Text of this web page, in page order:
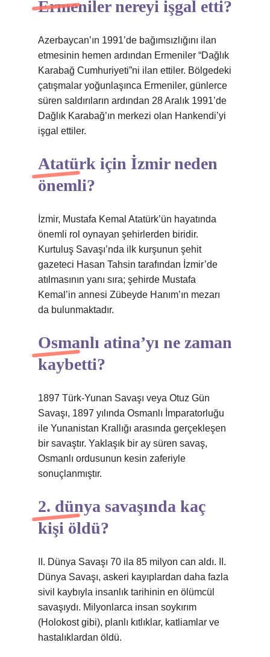
Ermeniler nereyi işgal etti?
Azerbaycan’ın 1991’de bağımsızlığını ilan
etmesinin hemen ardından Ermeniler “Dağlık
Karabağ Cumhuriyeti”ni ilan ettiler. Bölgedeki
çatışmalar yoğunlaşınca Ermeniler, günlerce
süren saldırıların ardından 28 Aralık 1991’de
Dağlık Karabağ’ın merkezi olan Hankendi’yi
işgal ettiler.
Atatürk için İzmir neden
önemli?
İzmir, Mustafa Kemal Atatürk’ün hayatında
önemli rol oynayan şehirlerden biridir.
Kurtuluş Savaşı’nda ilk kurşunun şehit
gazeteci Hasan Tahsin tarafından İzmir’de
atılmasının yanı sıra; şehirde Mustafa
Kemal’in annesi Zübeyde Hanım’ın mezarı
da bulunmaktadır.
Osmanlı atina’yı ne zaman
kaybetti?
1897 Türk-Yunan Savaşı veya Otuz Gün
Savaşı, 1897 yılında Osmanlı İmparatorluğu
ile Yunanistan Krallığı arasında gerçekleşen
bir savaştır. Yaklaşık bir ay süren savaş,
Osmanlı ordusunun kesin zaferiyle
sonuçlanmıştır.
2. dünya savaşında kaç
kişi öldü?
II. Dünya Savaşı 70 ila 85 milyon can aldı. II.
Dünya Savaşı, askeri kayıplardan daha fazla
sivil kaybıyla insanlık tarihinin en ölümcül
savaşıydı. Milyonlarca insan soykırım
(Holokost gibi), planlı kıtlıklar, katliamlar ve
hastalıklardan öldü.